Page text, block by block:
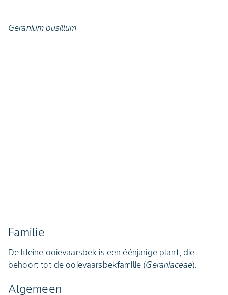
Geranium pusillum
Familie
De kleine ooievaarsbek is een éénjarige plant, die
behoort tot de ooievaarsbekfamilie (Geraniaceae).
Algemeen